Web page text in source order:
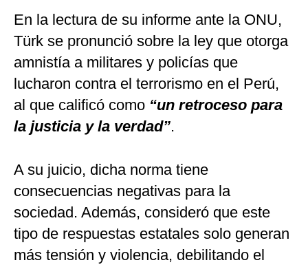
En la lectura de su informe ante la ONU,
Türk se pronunció sobre la ley que otorga
amnistía a militares y policías que
lucharon contra el terrorismo en el Perú,
al que calificó como “un retroceso para
la justicia y la verdad”.
A su juicio, dicha norma tiene
consecuencias negativas para la
sociedad. Además, consideró que este
tipo de respuestas estatales solo generan
más tensión y violencia, debilitando el